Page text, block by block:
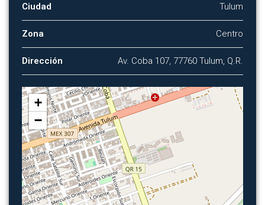
Ciudad Tulum
Zona Centro
Dirección Av. Coba 107, 77760 Tulum, Q.R.
+
−